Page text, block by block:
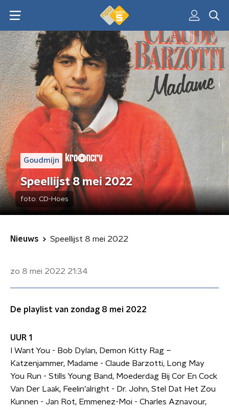
Goudmijn
Speellijst 8 mei 2022
foto: CD-Hoes
Nieuws Speellijst 8 mei 2022
zo 8 mei 2022 21:34
De playlist van zondag 8 mei 2022
UUR 1
I Want You - Bob Dylan, Demon Kitty Rag –
Katzenjammer, Madame - Claude Barzotti, Long May
You Run - Stills Young Band, Moederdag Bij Cor En Cock
Van Der Laak, Feelin’alright - Dr. John, Stel Dat Het Zou
Kunnen - Jan Rot, Emmenez-Moi - Charles Aznavour,